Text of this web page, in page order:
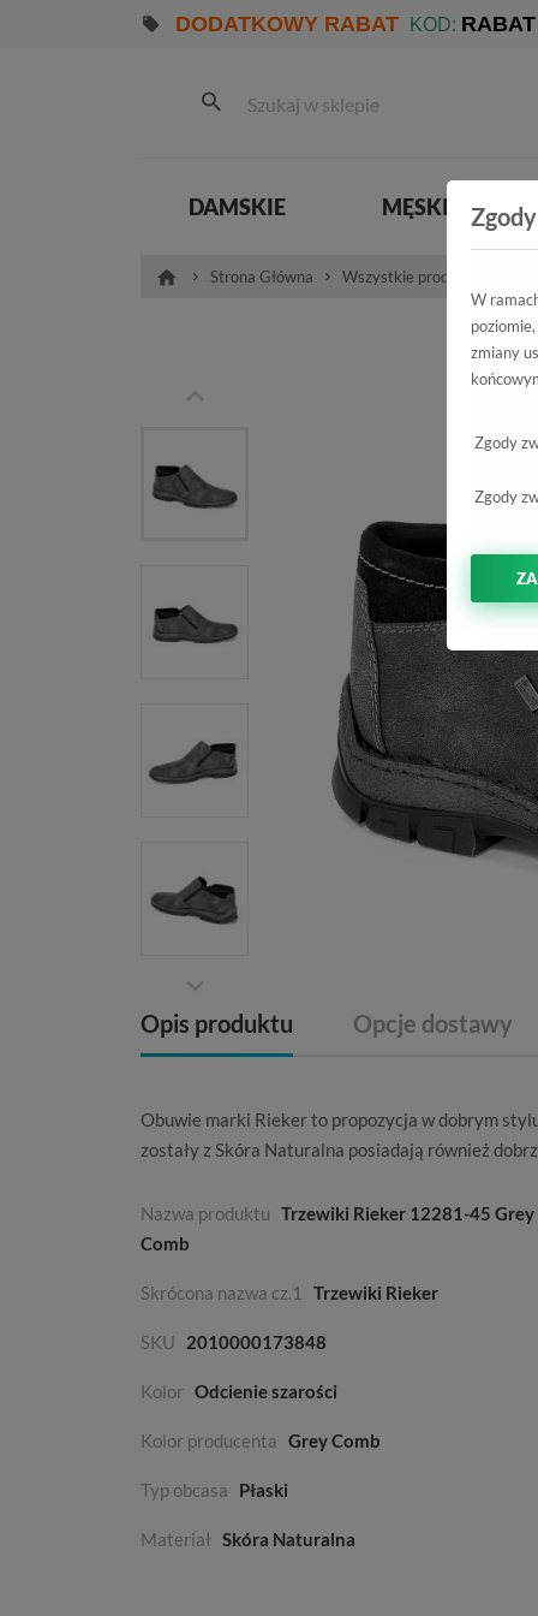
DODATKOWY RABAT KOD: RABAT
DAMSKIE MĘSKIE
Strona Główna Wszystkie produkty
Opis produktu Opcje dostawy
Obuwie marki Riekerto propozycja w dobrym
zostały zSkóra Naturalna posiadają również
Nazwa produktu Trzewiki Rieker 12281-45 Grey
Comb
Skrócona nazwa cz.1 Trzewiki Rieker
SKU 2010000173848
Kolor Odcienie szarości
Kolor producenta Grey Comb
Typ obcasa Płaski
Materiał Skóra Naturalna
Zgody
W
zmiany
Zgody
Zgody